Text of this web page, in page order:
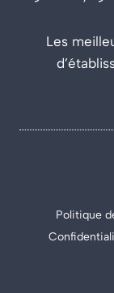
Les
Politique